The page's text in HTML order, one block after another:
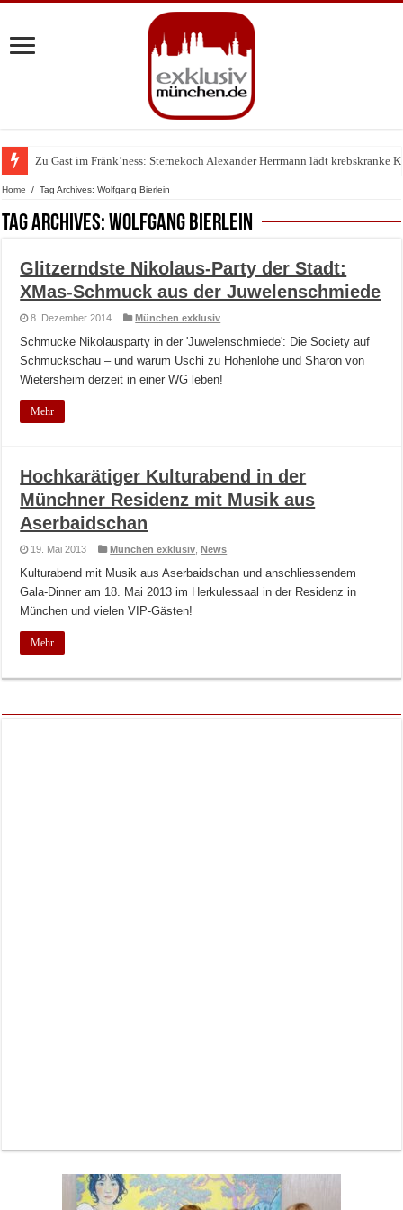
Zu Gast im Fränk’ness: Sternekoch Alexander Herrmann lädt krebskranke
Warum München gerade zum Treffpunkt der Lingerie-Branche wurde
Home / Tag Archives: Wolfgang Bierlein
Tag Archives:Wolfgang Bierlein
Glitzerndste Nikolaus-Party der Stadt:
XMas-Schmuck aus der Juwelenschmiede
8. Dezember 2014 München exklusiv
Schmucke Nikolausparty in der 'Juwelenschmiede': Die Society auf
Schmuckschau – und warum Uschi zu Hohenlohe und Sharon von
Wietersheim derzeit in einer WG leben!
Mehr
Hochkarätiger Kulturabend in der
Münchner Residenz mit Musik aus
Aserbaidschan
19. Mai 2013 München exklusiv ,News
Kulturabend mit Musik aus Aserbaidschan und anschliessendem
Gala-Dinner am 18. Mai 2013 im Herkulessaal in der Residenz in
München und vielen VIP-Gästen!
Mehr